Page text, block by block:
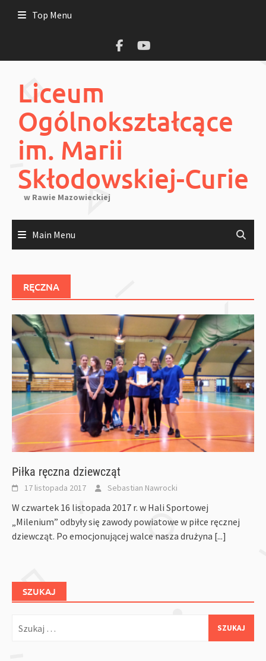
Top Menu
Liceum
Ogólnokształcące
im. Marii
Skłodowskiej-Curie
w Rawie Mazowieckiej
Main Menu
RĘCZNA
Piłka ręczna dziewcząt
17 listopada 2017 Sebastian Nawrocki
W czwartek 16 listopada 2017 r. w Hali Sportowej
„Milenium” odbyły się zawody powiatowe w piłce ręcznej
dziewcząt. Po emocjonującej walce nasza drużyna [...]
SZUKAJ